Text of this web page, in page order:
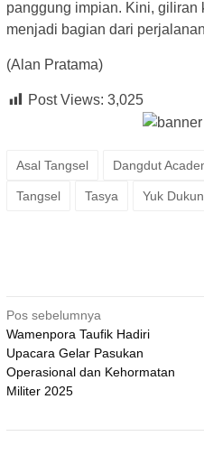
panggung impian. Kini, giliran
menjadi bagian dari
(Alan Pratama)
Post Views: 3,025
Asal Tangsel Dangdut
Tangsel Tasya Yuk
Navigasi
pos
Pos sebelumnya
Wamenpora Taufik Hadiri
Upacara Gelar Pasukan
Operasional dan Kehormatan
Militer 2025